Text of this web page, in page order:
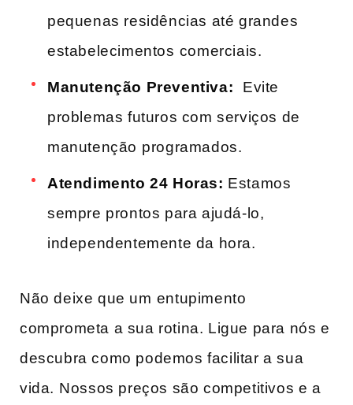
pequenas residências até grandes⁤
estabelecimentos⁢ comerciais.
Manutenção Preventiva: ⁣ Evite
problemas futuros com serviços de
manutenção⁣ programados.
Atendimento 24 Horas: Estamos
sempre prontos para ajudá-lo,
independentemente da hora.
Não deixe que um ⁢entupimento
comprometa a sua rotina. Ligue para nós e
descubra como podemos facilitar a sua
vida. ⁤Nossos preços são competitivos e a